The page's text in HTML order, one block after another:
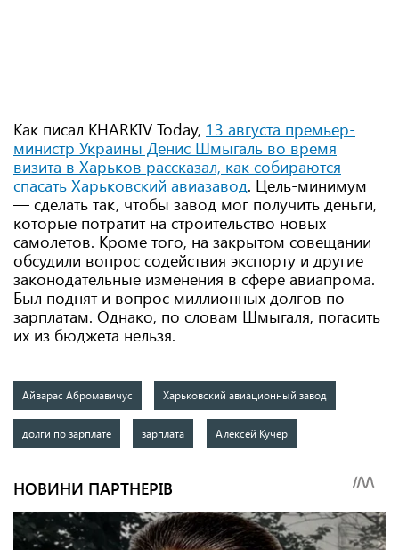
Как писал KHARKIV Today, 13 августа премьер-
министр Украины Денис Шмыгаль во время
визита в Харьков рассказал, как собираются
спасать Харьковский авиазавод. Цель-минимум
— сделать так, чтобы завод мог получить деньги,
которые потратит на строительство новых
самолетов. Кроме того, на закрытом совещании
обсудили вопрос содействия экспорту и другие
законодательные изменения в сфере авиапрома.
Был поднят и вопрос миллионных долгов по
зарплатам. Однако, по словам Шмыгаля, погасить
их из бюджета нельзя.
Айварас Абромавичус Харьковский авиационный завод
долги по зарплате зарплата Алексей Кучер